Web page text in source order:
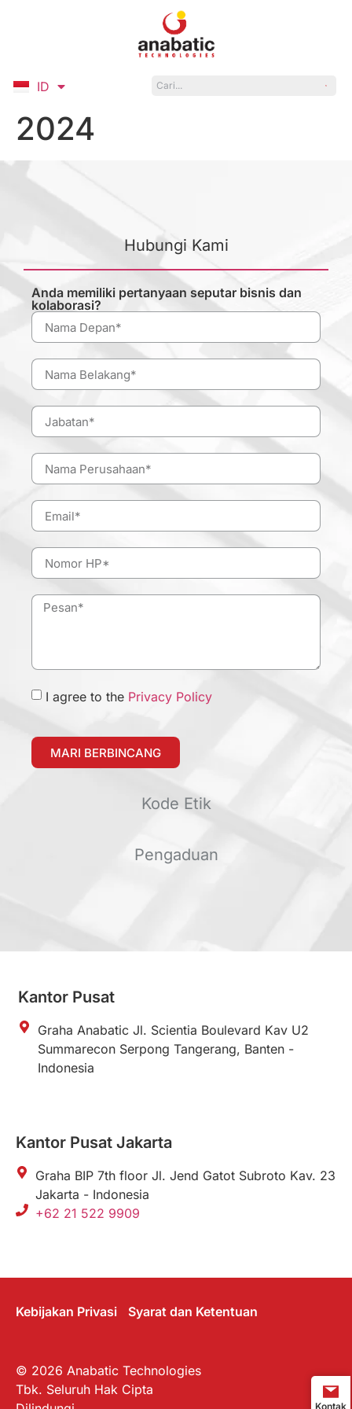
ID
EN
2024
Hubungi Kami
Kode Etik
Pengaduan
Anda memiliki pertanyaan seputar bisnis dan
kolaborasi?
I agree to the Privacy Policy
MARI BERBINCANG
Kantor Pusat
Graha Anabatic Jl. Scientia Boulevard Kav U2
Summarecon Serpong Tangerang, Banten -
Indonesia
Kantor Pusat Jakarta
Graha BIP 7th floor Jl. Jend Gatot Subroto Kav. 23
Jakarta - Indonesia
+62 21 522 9909
Kebijakan Privasi Syarat dan Ketentuan
© 2026 Anabatic Technologies
Tbk. Seluruh Hak Cipta
Kontak